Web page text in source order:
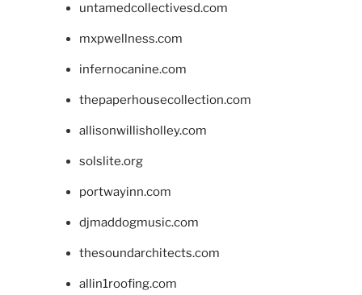
untamedcollectivesd.com
mxpwellness.com
infernocanine.com
thepaperhousecollection.com
allisonwillisholley.com
solslite.org
portwayinn.com
djmaddogmusic.com
thesoundarchitects.com
allin1roofing.com